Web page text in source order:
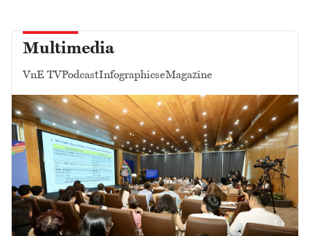
Multimedia
VnE TVPodcastInfographicseMagazine